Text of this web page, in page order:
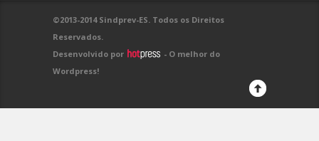
©2013-2014 Sindprev-ES. Todos os Direitos
Reservados.
Desenvolvido por
- O melhor do
Wordpress!